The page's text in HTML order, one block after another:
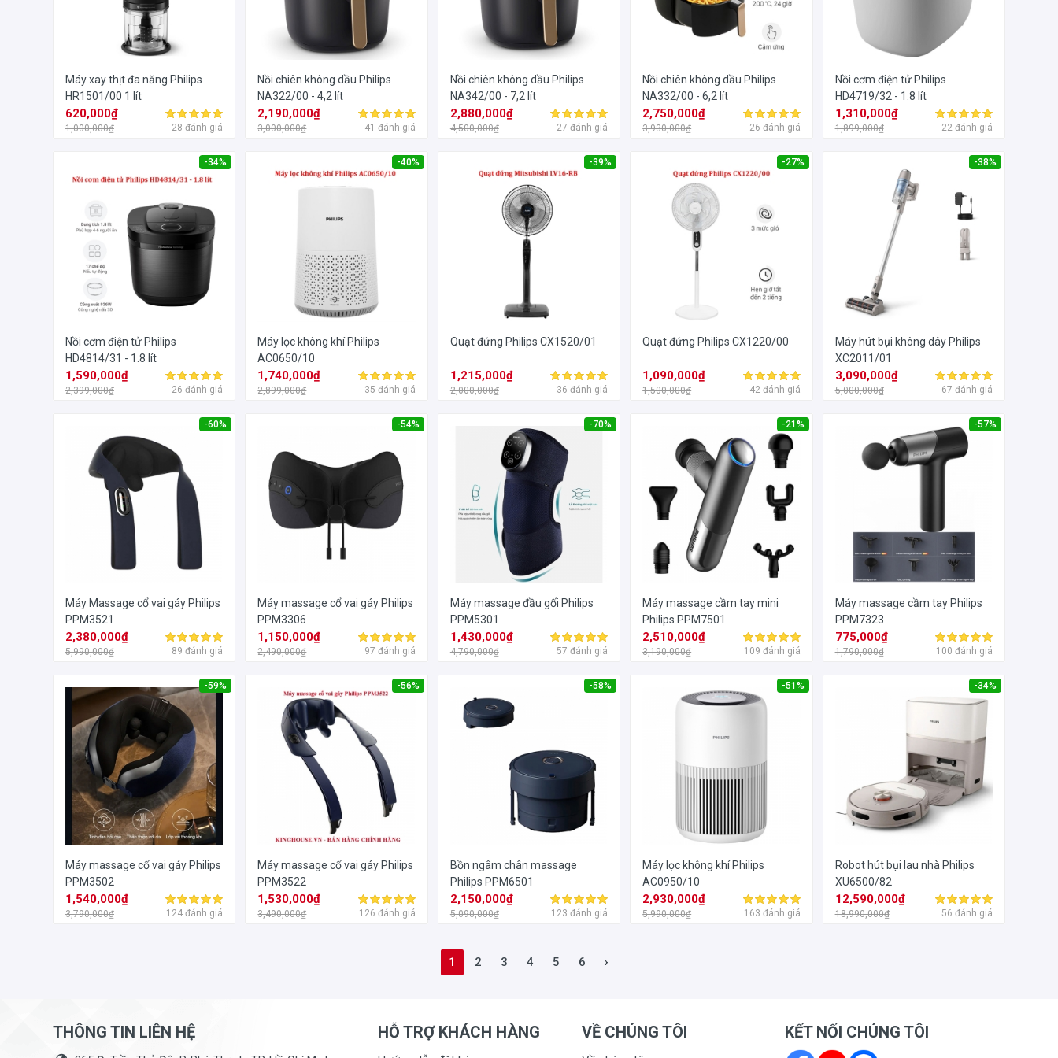
Máy xay thịt đa năng Philips
HR1501/00 1 lít
620,000₫
1,000,000₫ 28 đánh giá
Nồi chiên không dầu Philips
NA322/00 - 4,2 lít
2,190,000₫
3,000,000₫ 41 đánh giá
Nồi chiên không dầu Philips
NA342/00 - 7,2 lít
2,880,000₫
4,500,000₫ 27 đánh giá
Nồi chiên không dầu Philips
NA332/00 - 6,2 lít
2,750,000₫
3,930,000₫ 26 đánh giá
Nồi cơm điện tử Philips
HD4719/32 - 1.8 lít
1,310,000₫
1,899,000₫ 22 đánh giá
-34%
Nồi cơm điện tử Philips
HD4814/31 - 1.8 lít
1,590,000₫
2,399,000₫ 26 đánh giá
-40%
Máy lọc không khí Philips
AC0650/10
1,740,000₫
2,899,000₫ 35 đánh giá
-39%
Quạt đứng Philips CX1520/01
1,215,000₫
2,000,000₫ 36 đánh giá
-27%
Quạt đứng Philips CX1220/00
1,090,000₫
1,500,000₫ 42 đánh giá
-38%
Máy hút bụi không dây Philips
XC2011/01
3,090,000₫
5,000,000₫ 67 đánh giá
-60%
Máy Massage cổ vai gáy Philips
PPM3521
2,380,000₫
5,990,000₫ 89 đánh giá
-54%
Máy massage cổ vai gáy Philips
PPM3306
1,150,000₫
2,490,000₫ 97 đánh giá
-70%
Máy massage đầu gối Philips
PPM5301
1,430,000₫
4,790,000₫ 57 đánh giá
-21%
Máy massage cầm tay mini
Philips PPM7501
2,510,000₫
3,190,000₫ 109 đánh giá
-57%
Máy massage cầm tay Philips
PPM7323
775,000₫
1,790,000₫ 100 đánh giá
-59%
Máy massage cổ vai gáy Philips
PPM3502
1,540,000₫
3,790,000₫ 124 đánh giá
-56%
Máy massage cổ vai gáy Philips
PPM3522
1,530,000₫
3,490,000₫ 126 đánh giá
-58%
Bồn ngâm chân massage
Philips PPM6501
2,150,000₫
5,090,000₫ 123 đánh giá
-51%
Máy lọc không khí Philips
AC0950/10
2,930,000₫
5,990,000₫ 163 đánh giá
-34%
Robot hút bụi lau nhà Philips
XU6500/82
12,590,000₫
18,990,000₫ 56 đánh giá
1 2 3 4 5 6 ›
THÔNG TIN LIÊN HỆ HỖ TRỢ KHÁCH HÀNG VỀ CHÚNG TÔI KẾT NỐI CHÚNG TÔI